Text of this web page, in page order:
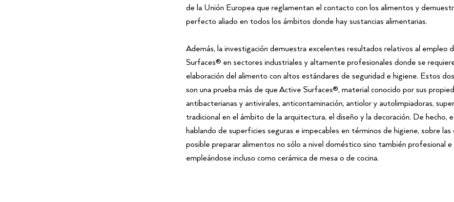
de la Unión Europea que reglamentan el contacto con los alimentos y
perfecto aliado en todos los ámbitos donde hay sustancias alimentarias.
Además, la investigación demuestra excelentes resultados relativos al empleo
Surfaces® en sectores industriales y altamente profesionales donde se
elaboración del alimento con altos estándares de seguridad e higiene. Estos
son una prueba más de que Active Surfaces®, material conocido por sus
antibacterianas y antivirales, anticontaminación, antiolor y autolimpiadoras,
tradicional en el ámbito de la arquitectura, el diseño y la decoración. De hecho,
hablando de superficies seguras e impecables en términos de higiene, sobre las
posible preparar alimentos no sólo a nivel doméstico sino también profesional e
empleándose incluso como cerámica de mesa o de cocina.